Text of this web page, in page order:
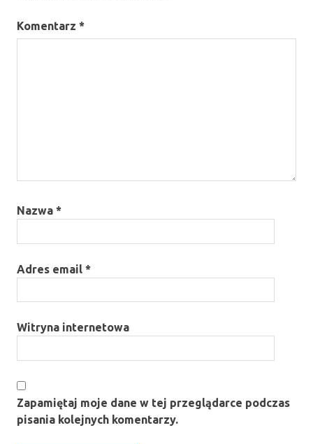
Komentarz *
Nazwa *
Adres email *
Witryna internetowa
Zapamiętaj moje dane w tej przeglądarce podczas
pisania kolejnych komentarzy.